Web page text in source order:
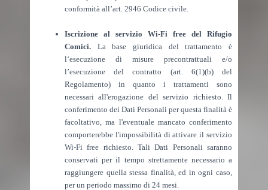
conformità all’art. 2946 Codice civile.
Iscrizione al servizio Wi-Fi free del Rifugio
Comici. La base giuridica del trattamento è
l‘esecuzione di misure precontrattuali e/o
l’esecuzione del contratto (art. 6(1)(b) del
Regolamento) in quanto i trattamenti sono
necessari all'erogazione del servizio richiesto. Il
conferimento dei Dati Personali per questa finalità è
facoltativo, ma l'eventuale mancato conferimento
comporterebbe l'impossibilità di attivare il servizio
Wi-Fi free richiesto. Tali Dati Personali saranno
conservati per il tempo strettamente necessario a
raggiungere quella stessa finalità, ed in ogni caso,
per un periodo massimo di 24 mesi.